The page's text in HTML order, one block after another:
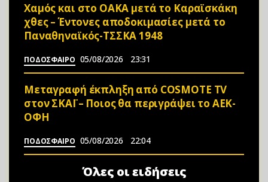
Χαμός και στο ΟΑΚΑ μετά το Καραϊσκάκη
χθες – Έντονες αποδοκιμασίες μετά το
Παναθηναϊκός-ΤΣΣΚΑ 1948
ΠΟΔΟΣΦΑΙΡΟ 05/08/2026 23:31
Μεταγραφή έκπληξη από COSMOTE TV
στον ΣΚΑΪ – Ποιος θα περιγράψει το ΑΕΚ-
ΟΦΗ
ΠΟΔΟΣΦΑΙΡΟ 05/08/2026 22:04
Όλες οι ειδήσεις